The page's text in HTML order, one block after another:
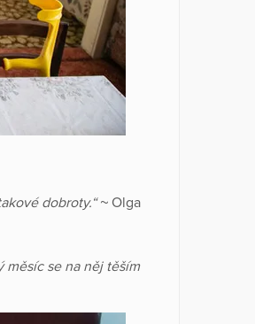
dobroty.“ ~ Olga
měsíc se na něj těším